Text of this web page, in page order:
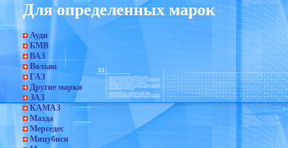
Для определенных марок
Ауди
БМВ
ВАЗ
Вольво
ГАЗ
Другие марки
ЗАЗ
КАМАЗ
Мазда
Мерседес
Мицубиси